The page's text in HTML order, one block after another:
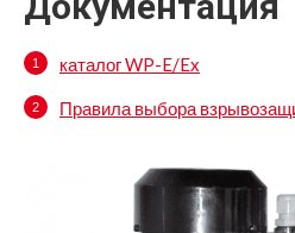
каталог WP-E/Ex
Правила выбора